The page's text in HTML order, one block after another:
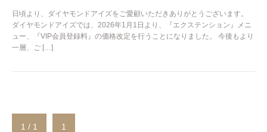
日頃より、ダイヤモンドアイズをご愛顧いただきありがとうございます。
ダイヤモンドアイズでは、2026年1月1日より、『エクステンション』メニ
ュー、『VIP会員登録料』の価格改定を行うことになりました。 今後もより
一層、ご […]
1 / 1 1